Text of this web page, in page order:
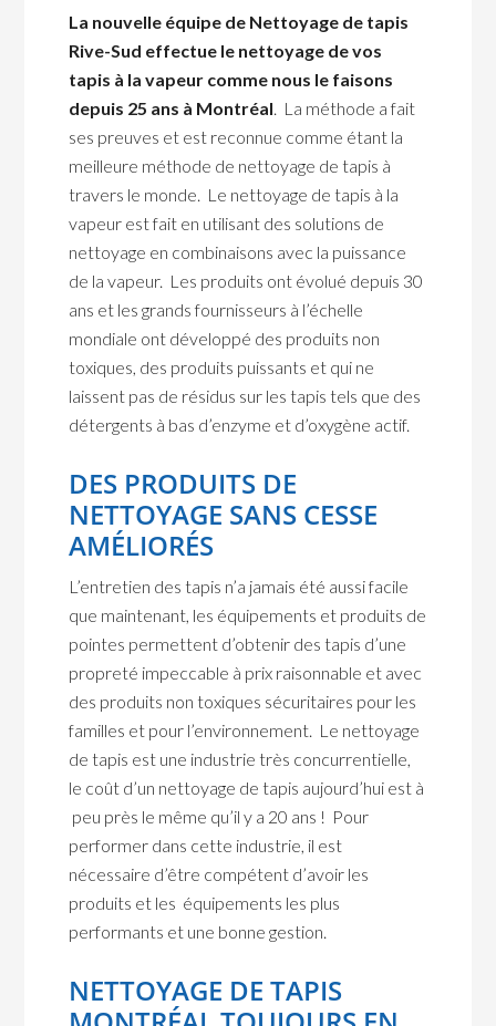
La nouvelle équipe de Nettoyage de tapis
Rive-Sud effectue le nettoyage de vos
tapis à la vapeur comme nous le faisons
depuis 25 ans à Montréal. La méthode a fait
ses preuves et est reconnue comme étant la
meilleure méthode de nettoyage de tapis à
travers le monde. Le nettoyage de tapis à la
vapeur est fait en utilisant des solutions de
nettoyage en combinaisons avec la puissance
de la vapeur. Les produits ont évolué depuis 30
ans et les grands fournisseurs à l’échelle
mondiale ont développé des produits non
toxiques, des produits puissants et qui ne
laissent pas de résidus sur les tapis tels que des
détergents à bas d’enzyme et d’oxygène actif.
DES PRODUITS DE
NETTOYAGE SANS CESSE
AMÉLIORÉS
L’entretien des tapis n’a jamais été aussi facile
que maintenant, les équipements et produits de
pointes permettent d’obtenir des tapis d’une
propreté impeccable à prix raisonnable et avec
des produits non toxiques sécuritaires pour les
familles et pour l’environnement. Le nettoyage
de tapis est une industrie très concurrentielle,
le coût d’un nettoyage de tapis aujourd’hui est à
peu près le même qu’il y a 20 ans ! Pour
performer dans cette industrie, il est
nécessaire d’être compétent d’avoir les
produits et les équipements les plus
performants et une bonne gestion.
NETTOYAGE DE TAPIS